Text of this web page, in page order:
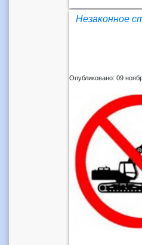
Незаконное
Опубликовано: 09